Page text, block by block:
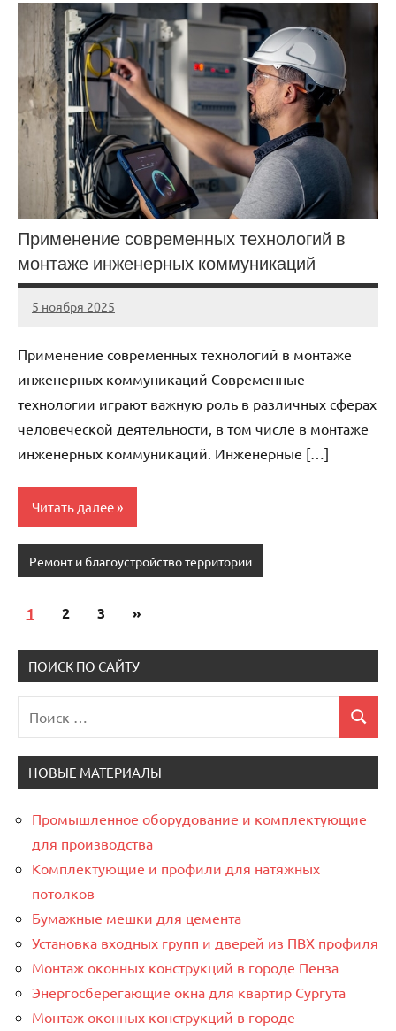
Применение современных технологий в
монтаже инженерных коммуникаций
5 ноября 2025
cement_zavod
Нет
Применение современных технологий в монтаже
инженерных коммуникаций Современные
технологии играют важную роль в различных сферах
человеческой деятельности, в том числе в монтаже
инженерных коммуникаций. Инженерные […]
Читать далее
Ремонт и благоустройство территории
записей
1 2 3
Следующие
»
ПОИСК ПО САЙТУ
для:
Поиск
НОВЫЕ МАТЕРИАЛЫ
Промышленное оборудование и комплектующие
для производства
Комплектующие и профили для натяжных
потолков
Бумажные мешки для цемента
Установка входных групп и дверей из ПВХ профиля
Монтаж оконных конструкций в городе Пенза
Энергосберегающие окна для квартир Сургута
Монтаж оконных конструкций в городе